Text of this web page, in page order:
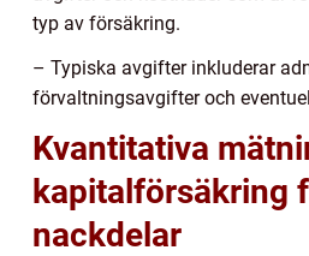
typ av försäkring.
– Typiska avgifter inkluderar
förvaltningsavgifter och
Kvantitativa
kapitalförsäkring
nackdelar